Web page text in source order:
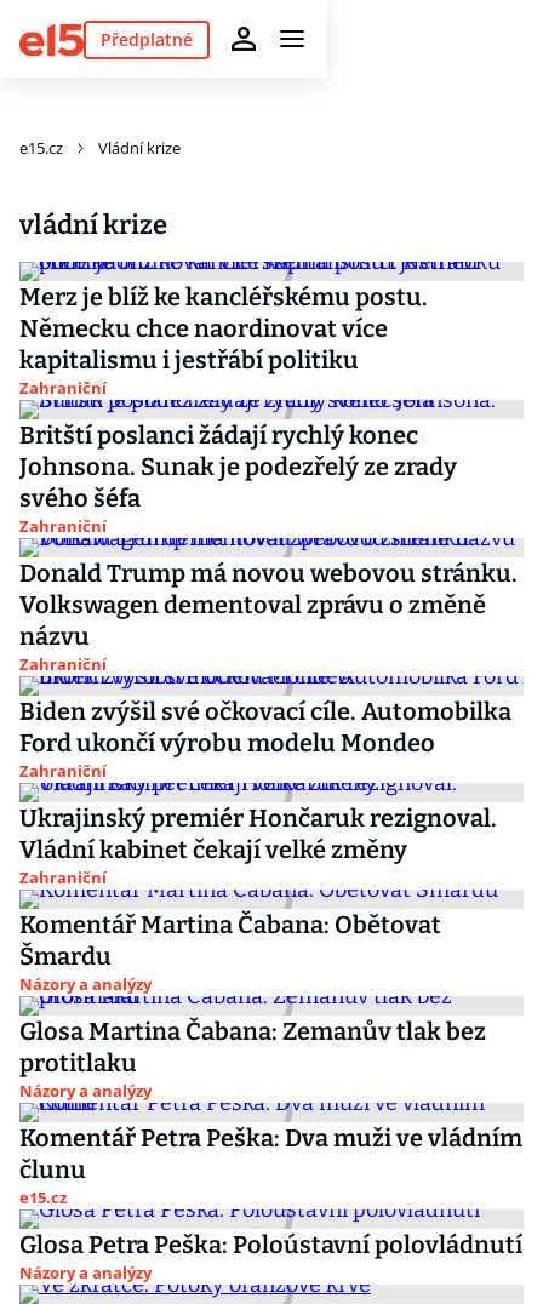
Předplatné
e15.cz Vládní krize
vládní krize
Merz je blíž ke kancléřskému postu.
Německu chce naordinovat více
kapitalismu i jestřábí politiku
Zahraniční
Britští poslanci žádají rychlý konec
Johnsona. Sunak je podezřelý ze zrady
svého šéfa
Zahraniční
Donald Trump má novou webovou stránku.
Volkswagen dementoval zprávu o změně
názvu
Zahraniční
Biden zvýšil své očkovací cíle. Automobilka
Ford ukončí výrobu modelu Mondeo
Zahraniční
Ukrajinský premiér Hončaruk rezignoval.
Vládní kabinet čekají velké změny
Zahraniční
Komentář Martina Čabana: Obětovat
Šmardu
Názory a analýzy
Glosa Martina Čabana: Zemanův tlak bez
protitlaku
Názory a analýzy
Komentář Petra Peška: Dva muži ve vládním
člunu
e15.cz
Glosa Petra Peška: Poloústavní polovládnutí
Názory a analýzy